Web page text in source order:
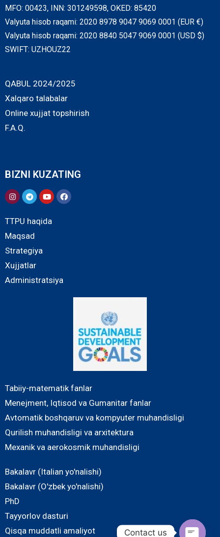
MFO: 00423, INN: 301249598, OKED: 85420
Valyuta hisob raqami: 2020 8978 9047 9069 0001 (EUR €)
Valyuta hisob raqami: 2020 8840 5047 9069 0001 (USD $)
SWIFT: UZHOUZ22
QABUL 2024/2025
Xalqaro talabalar
Online xujjat topshirish
F.A.Q.
BIZNI KUZATING
TTPU haqida
Maqsad
Strategiya
Xujjatlar
Administratsiya
Tabiiy-matematik fanlar
Menejment, Iqtisod va Gumanitar fanlar
Avtomatik boshqaruv va kompyuter muhandisligi
Qurilish muhandisligi va arxitektura
Mexanik va aerokosmik muhandisligi
Bakalavr (Italian yo'nalishi)
Bakalavr (O'zbek yo'nalishi)
PhD
Tayyorlov dasturi
Qisqa muddatli amaliyot
Contact us